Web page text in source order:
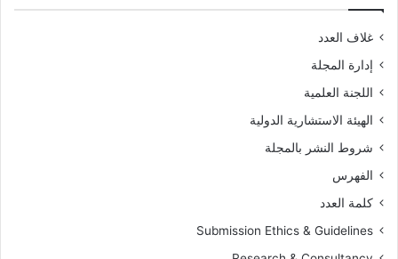
غلاف العدد
إدارة المجلة
اللجنة العلمية
الهيئة الاستشارية الدولية
شروط النشر بالمجلة
الفهرس
كلمة العدد
Submission Ethics & Guidelines